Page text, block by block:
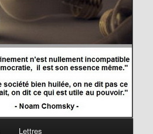
Lettres